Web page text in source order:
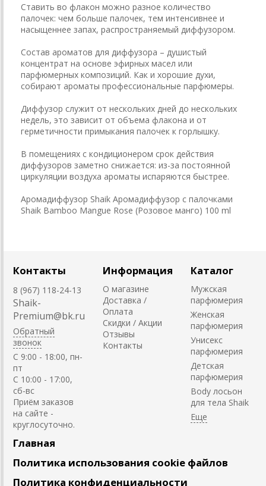
Ставить во флакон можно разное количество
палочек: чем больше палочек, тем интенсивнее и
насыщеннее запах, распространяемый диффузором.
Состав ароматов для диффузора – душистый
концентрат на основе эфирных масел или
парфюмерных композиций. Как и хорошие духи,
собирают ароматы профессиональные парфюмеры.
Диффузор служит от нескольких дней до нескольких
недель, это зависит от объема флакона и от
герметичности примыкания палочек к горлышку.
В помещениях с кондиционером срок действия
диффузоров заметно снижается: из-за постоянной
циркуляции воздуха ароматы испаряются быстрее.
Аромадиффузор Shaik Аромадиффузор с палочками
Shaik Bamboo Mangue Rose (Розовое манго) 100 ml
Контакты
8 (967) 118-24-13
Shaik-
Premium@bk.ru
Обратный
звонок
C 9:00 - 18:00, пн-
пт
С 10:00 - 17:00,
сб-вс
Приём заказов
на сайте -
круглосуточно.
Информация
О магазине
Доставка /
Оплата
Скидки / Акции
Отзывы
Контакты
Каталог
Мужская
парфюмерия
Женская
парфюмерия
Унисекс
парфюмерия
Детская
парфюмерия
Body лосьон
для тела Shaik
Главная
Политика использования cookie файлов
Политика конфиденциальности